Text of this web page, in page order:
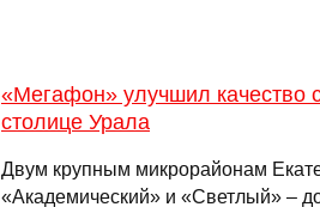
«Мегафон» улучшил качество
столице Урала
Двум крупным микрорайонам
«Академический» и «Светлый» –